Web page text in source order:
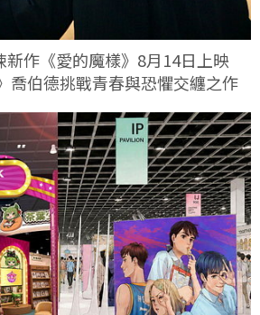
新作《愛的魔樣》8月14日上映
喬伯德挑戰青春與恐懼交纏之作